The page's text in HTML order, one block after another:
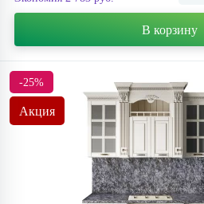
В корзину
-25%
Акция